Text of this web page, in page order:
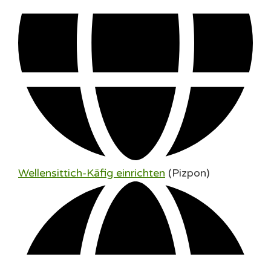
Wellensittich-Käfig einrichten (Pizpon)